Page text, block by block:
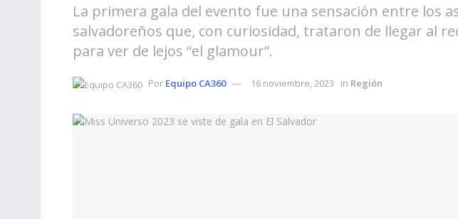
La primera gala del evento fue una sensación entre los
salvadoreños que, con curiosidad, trataron de llegar al
para ver de lejos “el glamour”.
Por Equipo CA360 16 noviembre, 2023 in Región